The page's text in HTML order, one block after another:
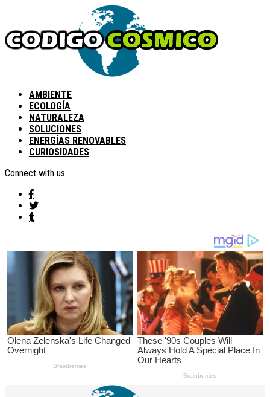
AMBIENTE
ECOLOGÍA
NATURALEZA
SOLUCIONES
ENERGÍAS RENOVABLES
CURIOSIDADES
Connect with us